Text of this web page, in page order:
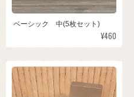
ベーシック 中(5枚セット)
¥460